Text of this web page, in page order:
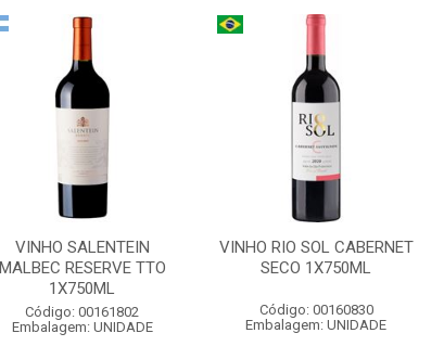
VINHO SALENTEIN
MALBEC RESERVE TTO
1X750ML
Código: 00161802
Embalagem: UNIDADE
VINHO RIO SOL CABERNET
SECO 1X750ML
Código: 00160830
Embalagem: UNIDADE